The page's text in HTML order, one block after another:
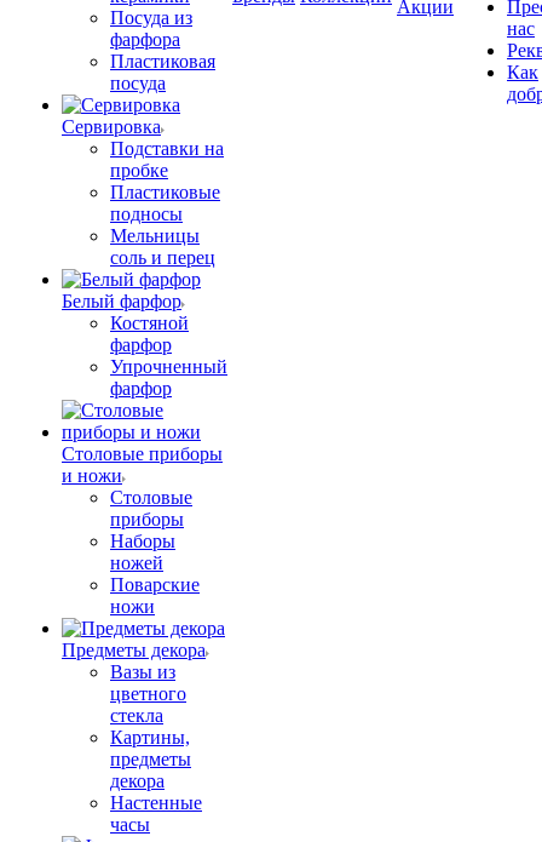
Посуда из
фарфора
Пластиковая
посуда
Сервировка
Подставки на
пробке
Пластиковые
подносы
Мельницы
соль и перец
Белый фарфор
Костяной
фарфор
Упрочненный
фарфор
Столовые приборы
и ножи
Столовые
приборы
Наборы
ножей
Поварские
ножи
Предметы декора
Вазы из
цветного
стекла
Картины,
предметы
декора
Настенные
часы
Акции
нас
Как